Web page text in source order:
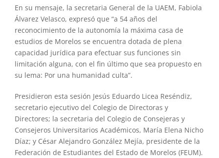
En su mensaje, la secretaria General de la UAEM, Fabiola
Álvarez Velasco, expresó que “a 54 años del
reconocimiento de la autonomía la máxima casa de
estudios de Morelos se encuentra dotada de plena
capacidad jurídica para efectuar sus funciones sin
limitación alguna, con el fin último que sea propuesto en
su lema: Por una humanidad culta”.
Presidieron esta sesión Jesús Eduardo Licea Reséndiz,
secretario ejecutivo del Colegio de Directoras y
Directores; la secretaria del Colegio de Consejeras y
Consejeros Universitarios Académicos, María Elena Nicho
Díaz; y César Alejandro González Mejía, presidente de la
Federación de Estudiantes del Estado de Morelos (FEUM).